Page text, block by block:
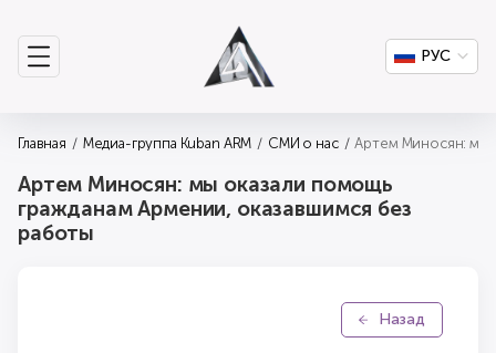
РУС
Главная Медиа-группа Kuban ARM СМИ о нас Артем Миносян: мы
Артем Миносян: мы оказали помощь
гражданам Армении, оказавшимся без
работы
Назад